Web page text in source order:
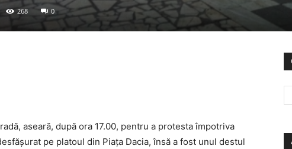
268 0
aseară, după ora 17.00, pentru a protesta împotriva
pe platoul din Piața Dacia, însă a fost unul destul